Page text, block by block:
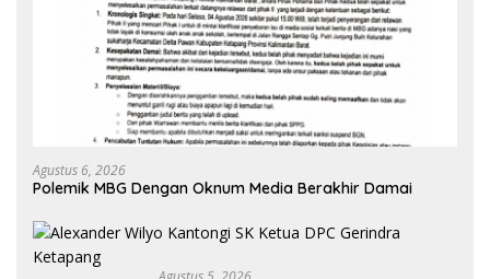
Agustus 6, 2026
Polemik MBG Dengan Oknum Media Berakhir Damai